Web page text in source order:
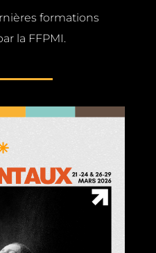
formations
la FFPMI.